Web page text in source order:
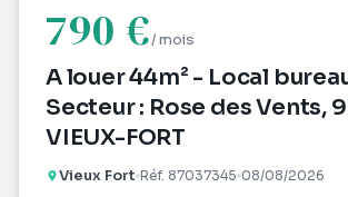
790 €/ mois
A louer 44m² - Local
Secteur : Rose des Vents,
VIEUX-FORT
Vieux Fort Réf. 87037345 08/08/2026